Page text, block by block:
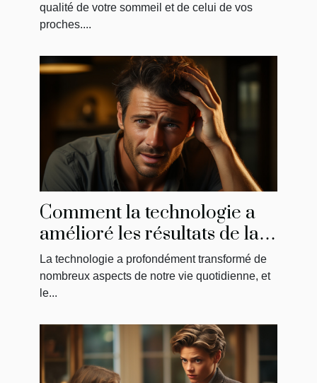
qualité de votre sommeil et de celui de vos
proches....
Comment la technologie a
amélioré les résultats de la
greffe de cheveux
La technologie a profondément transformé de
nombreux aspects de notre vie quotidienne, et
le...